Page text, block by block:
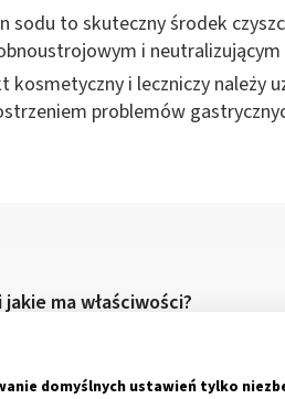
sodu to skuteczny środek
i neutralizującym
kosmetyczny i leczniczy należy
problemów
ma właściwości?
Zastosowanie
układu pokarmowego
domyślnych ustawień tylko